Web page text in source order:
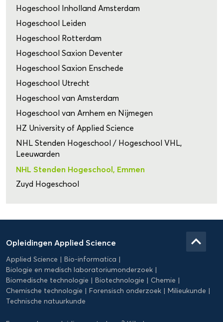
Hogeschool Inholland Amsterdam
Hogeschool Leiden
Hogeschool Rotterdam
Hogeschool Saxion Deventer
Hogeschool Saxion Enschede
Hogeschool Utrecht
Hogeschool van Amsterdam
Hogeschool van Arnhem en Nijmegen
HZ University of Applied Science
NHL Stenden Hogeschool / Hogeschool VHL,
Leeuwarden
NHL Stenden Hogeschool, Emmen
Zuyd Hogeschool
Applied
Science
Opleidingen Applied Science
Applied Science
Bio-informatica
Biologie en medisch laboratoriumonderzoek
Biomedische technologie
Biotechnologie
Chemie
Chemische technologie
Forensisch onderzoek
Milieukunde
Technische natuurkunde
keyboard_arrow_up